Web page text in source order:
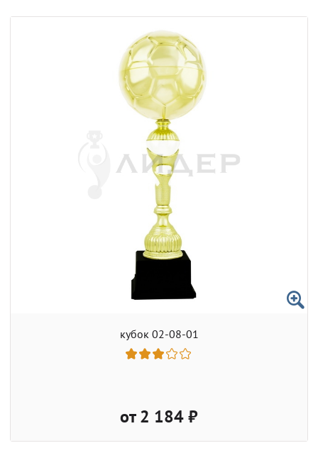
кубок 02-08-01
от 2 184 ₽